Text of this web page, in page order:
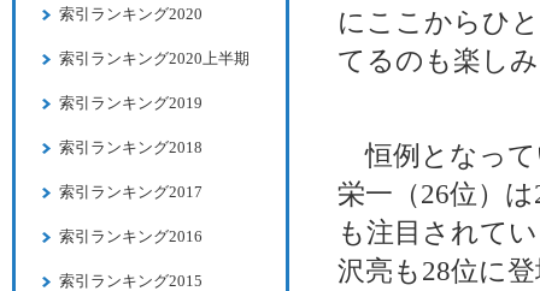
にここからひ
てるのも楽し
恒例となって
栄一（26位）
も注目されて
沢亮も28位に
索引ランキング2020
索引ランキング2020上半期
索引ランキング2019
索引ランキング2018
索引ランキング2017
索引ランキング2016
索引ランキング2015